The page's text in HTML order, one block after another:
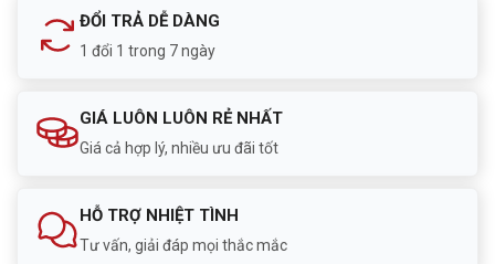
ĐỔI TRẢ DỄ DÀNG
1 đổi 1 trong 7 ngày
GIÁ LUÔN LUÔN RẺ NHẤT
Giá cả hợp lý, nhiều ưu đãi tốt
HỖ TRỢ NHIỆT TÌNH
Tư vấn, giải đáp mọi thắc mắc